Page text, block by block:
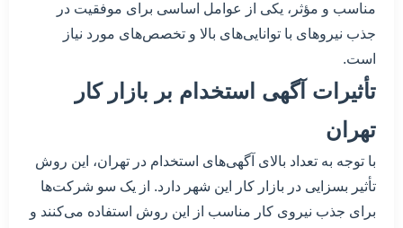
مناسب و مؤثر، یکی از عوامل اساسی برای موفقیت در
جذب نیروهای با توانایی‌های بالا و تخصص‌های مورد نیاز
است.
تأثیرات آگهی استخدام بر بازار کار
تهران
با توجه به تعداد بالای آگهی‌های استخدام در تهران، این روش
تأثیر بسزایی در بازار کار این شهر دارد. از یک سو شرکت‌ها
برای جذب نیروی کار مناسب از این روش استفاده می‌کنند و